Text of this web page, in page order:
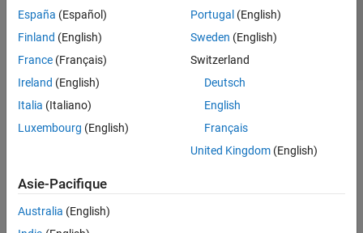
España (Español)
Finland (English)
France (Français)
Ireland (English)
Italia (Italiano)
Luxembourg (English)
Portugal (English)
Sweden (English)
Switzerland
Deutsch
English
Français
United Kingdom(English)
Asie-Pacifique
Australia (English)